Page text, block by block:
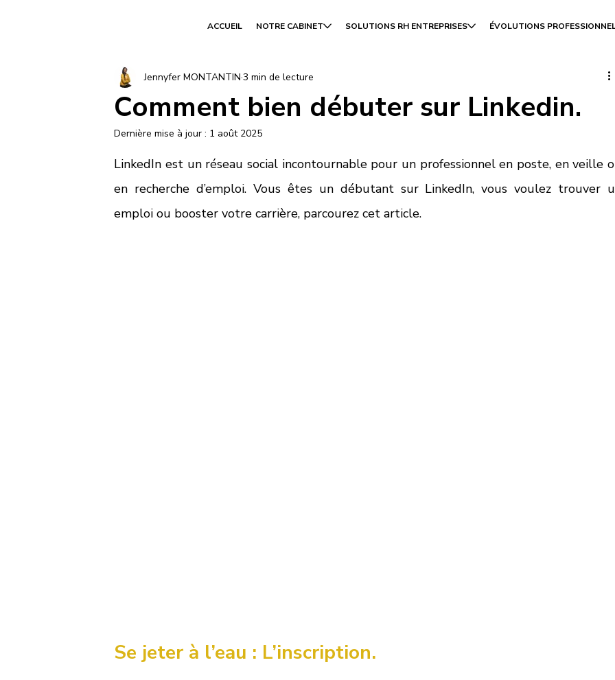
ACCUEIL NOTRE CABINET SOLUTIONS RH ENTREPRISES ÉVOLUTIONS
Comment bien débuter sur Linkedin.
Jennyfer MONTANTIN3 min de lecture
Dernière mise à jour : 1 août 2025
LinkedIn est un réseau social incontournable pour un professionnel en poste, en veille
en recherche d’emploi. Vous êtes un débutant sur LinkedIn, vous voulez trouver
emploi ou booster votre carrière, parcourez cet article.
Se jeter à l’eau : L’inscription.